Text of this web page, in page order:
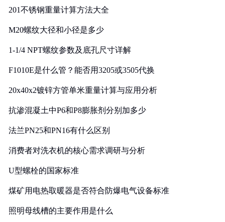
201不锈钢重量计算方法大全
M20螺纹大径和小径是多少
1-1/4 NPT螺纹参数及底孔尺寸详解
F1010E是什么管？能否用3205或3505代换
20x40x2镀锌方管单米重量计算与应用分析
抗渗混凝土中P6和P8膨胀剂分别加多少
法兰PN25和PN16有什么区别
消费者对洗衣机的核心需求调研与分析
U型螺栓的国家标准
煤矿用电热取暖器是否符合防爆电气设备标准
照明母线槽的主要作用是什么